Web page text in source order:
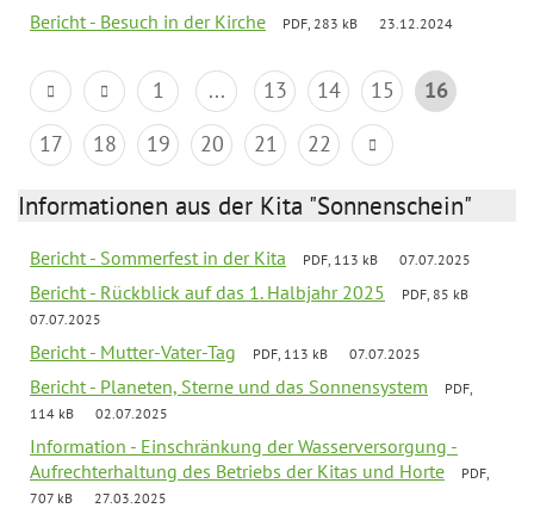
Bericht - Besuch in der Kirche PDF, 283 kB 23.12.2024
1 ... 13 14 15
16
17
18 19 20 21 22
Informationen aus der Kita "Sonnenschein"
Bericht - Sommerfest in der Kita PDF, 113 kB 07.07.2025
Bericht - Rückblick auf das 1. Halbjahr 2025
PDF, 85 kB
07.07.2025
Bericht - Mutter-Vater-Tag PDF, 113 kB 07.07.2025
Bericht - Planeten, Sterne und das Sonnensystem
PDF,
114 kB
02.07.2025
Information - Einschränkung der Wasserversorgung -
Aufrechterhaltung des Betriebs der Kitas und Horte
PDF,
707 kB
27.03.2025